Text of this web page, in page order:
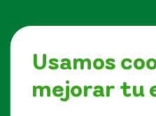
Usamos
mejorar tu
Síguenos en